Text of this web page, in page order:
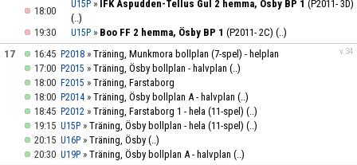
18:00
U15P » IFK Aspudden-Tellus Gul 2 hemma, Ösby BP 1 (P2011- 3D)
(..)
19:30
U15P » Boo FF 2 hemma, Ösby BP 1 (P2011- 2C) (..)
v.34
17 16:45 P2018 » Träning, Munkmora bollplan (7-spel) - helplan
17:00 P2015 » Träning, Ösby bollplan - halvplan (..)
18:00 F2015 » Träning, Farstaborg
18:00 P2014 » Träning, Ösby bollplan A - halvplan (..)
18:45 P2012 » Träning, Farstaborg 1 - hela (11-spel) (..)
19:15 U15P » Träning, Ösby bollplan - hela (11-spel) (..)
20:15 U16P » Träning, Ösby (..)
20:30 U19P » Träning, Ösby bollplan A - halvplan (..)